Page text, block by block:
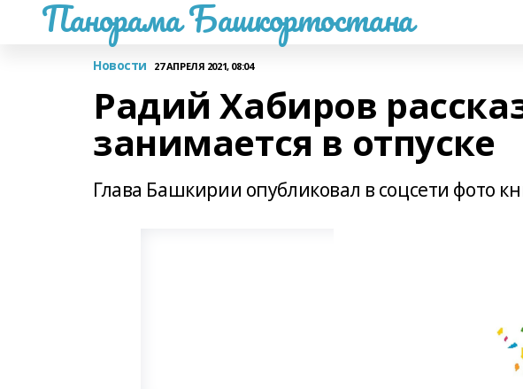
Панорама Башкортостана
Новости 27 АПРЕЛЯ 2021, 08:04
Радий Хабиров
занимается в отпуске
Глава Башкирии опубликовал в соцсети фото